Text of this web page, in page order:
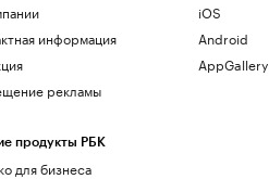
информация
рекламы
продукты РБК
для бизнеса
iOS
Android
AppGallery